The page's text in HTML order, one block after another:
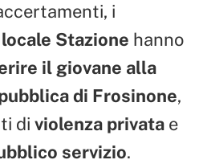
i
Stazione hanno
il giovane alla
di Frosinone,
di violenza privata e
servizio.